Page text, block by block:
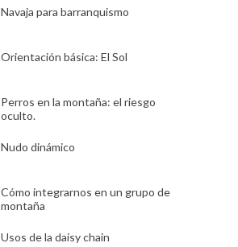
Navaja para barranquismo
Orientación básica: El Sol
Perros en la montaña: el riesgo
oculto.
Nudo dinámico
Cómo integrarnos en un grupo de
montaña
Usos de la daisy chain